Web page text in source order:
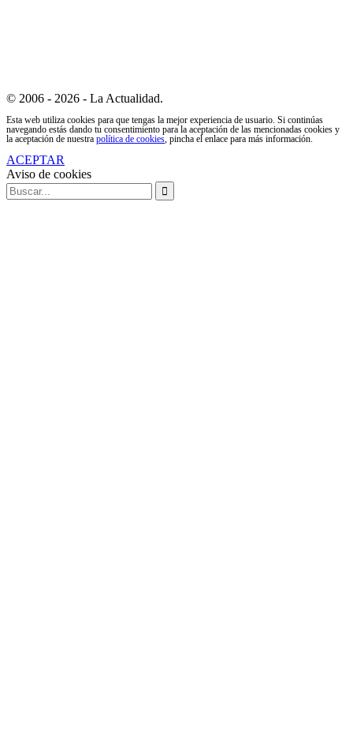
© 2006 - 2026 - La Actualidad.
Esta web utiliza cookies para que tengas la mejor experiencia de usuario. Si continúas
navegando estás dando tu consentimiento para la aceptación de las mencionadas cookies y
la aceptación de nuestra política de cookies, pincha el enlace para más información.
ACEPTAR
Aviso de cookies